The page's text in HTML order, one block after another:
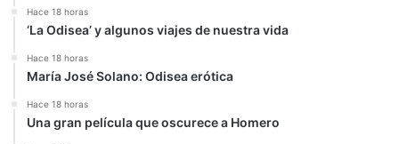
Hace 18 horas
‘La Odisea’ y algunos viajes de nuestra vida
Hace 18 horas
María José Solano: Odisea erótica
Hace 18 horas
Una gran película que oscurece a Homero